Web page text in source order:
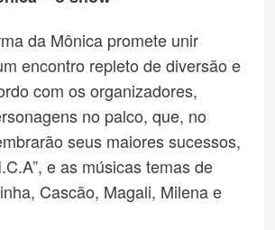
da Mônica promete unir
encontro repleto de diversão e
com os organizadores,
no palco, que, no
seus maiores sucessos,
e as músicas temas de
Cascão, Magali, Milena e